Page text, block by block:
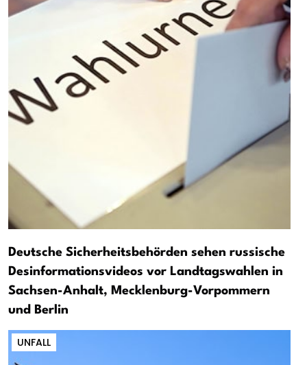
Deutsche Sicherheitsbehörden sehen russische
Desinformationsvideos vor Landtagswahlen in
Sachsen-Anhalt, Mecklenburg-Vorpommern
und Berlin
UNFALL